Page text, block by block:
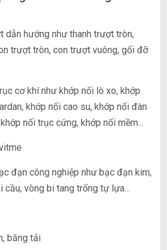
dẫn hướng như thanh trượt tròn,
trượt tròn, con trượt vuông, gối đỡ
cơ khí như khớp nối lò xo, khớp
khớp nối cao su, khớp nối đàn
nối trục cứng, khớp nối mềm...
đạn công nghiệp như bạc đạn kim,
cầu, vòng bi tang trống tự lựa...
băng tải